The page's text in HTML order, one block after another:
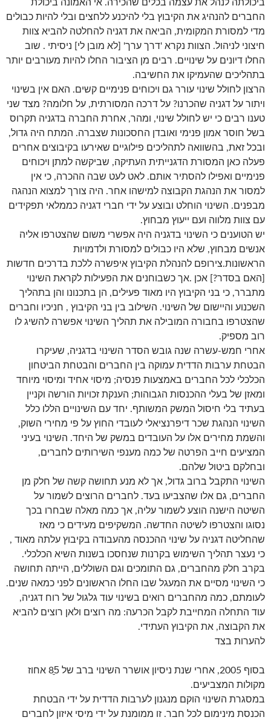
ביכולתה לנהל את עצמה בכלים שהכירה. אי האמונה ביכולת
החברים להנהיג את הקיבוץ בלי להיכנע ללחצים ובלי להיות כבולים
מדי למסורת המקומית, הביאה את דגניה להחלטה להביא צוות
חיצוני לניהול. הצוות נקרא 'דרך ערך' [לא מובן לי] ניסיתי . שוב
החלו דיונים על שינויים. רבים מן הציבור החלו להיות מעורבים יותר
בתהליכים שהעמיקו את החשיבה.
הרצון לחולל שינוי עורר גם ויכוחים פנימיים קשים. האם אין בשינוי
ויתור על דגניה שהכרנו? על דרכה המסורתית, על חלומה? מצד שני
טענו רבים כי יש לחולל שינוי, ומהר, אחרת החברה בדגניה תקרוס
בשל חוסר אמון פנימי ואובדן החסכונות שצברה. המתח היה גדול,
ובכל זאת, בהשוואה לתהליכים פילוגיים שאירעו בקיבוצים אחרים
פעלה כאן המסורת הדגנייתית העתיקה, שביקשה למתן ויכוחים
פנימיים ואפילו להסתיר אותם. לאט לעט שבה ההכרה, כי אין
למסור את הנהגת הקבוצה למישהו אחר. היה צורך למצוא הנהגה
מבפנים. השינוי הוחלט ובוצע על ידי חברי דגניה כממלאי תפקידים
עם צוות מלווה ועם ייעוץ מבחוץ.
יש הטוענים כי השינוי בדגניה היה אפשרי משום שהצטרפו אליה
אנשים מבחוץ, שלא היו כבולים למסורת ולדמויות
הראשונות.צירופם להנהלת הקיבוץ איפשרה ללכת בדרכים חדשות
[האם בסדר?] אכן .אך כשבוחנים את הפעילות לקראת השינוי
מתברר, כי בני הקיבוץ היו מאוד פעילים, הן בתכנונו והן בתהליך
השכנוע והיישום של השינוי. השילוב בין בני הקיבוץ , חניכיו וחברים
שהצטרפו בחבורה המובילה את תהליך השינוי אפשרה להשיג לו
רוב מספיק.
אחרי חמש-עשרה שנה גובש הסדר השינוי בדגניה, שעיקרו
הבטחת ערבות הדדית עמוקה בין החברים והבטחת הביטחון
הכלכלי לכל החברים באמצעות פנסיה; מיסוי אחיד ומיסוי מיוחד
ומאזן של בעלי ההכנסות הגבוהות; הענקת זכויות הורשה וקניין
בעתיד בלי חיסול המשק המשותף. יחד עם השינויים הללו כלל
השינוי הנהגת שכר דיפרנציאלי לעובדי החוץ על פי מחירי השוק,
והשמת מחירים אלו על העובדים במשק של היחד. השינוי בעיני
המציעים חייב הפרטה של כמה מענפי השירותים לחברים,
ובחלקם ביטול שלהם.
השינוי התקבל ברוב גדול, אך לא מנע תחושה קשה של חלק מן
החברים, גם אלו שהצביעו בעד. לחברים הרוצים לשמור על
השיטה הישנה הוצע לשמור עליה, אך כמה מאלה שבחרו בכך
נסוגו והצטרפו לשיטה החדשה. המשקיפים מעידים כי מאז
שהחליטה דגניה על שינוי ההכנסה מהעבודה בקיבוץ עלתה מאוד ,
כי נעצר תהליך השימוש בקרנות שנחסכו בשנות השיא הכלכלי.
בקרב חלק מהחברים, גם התומכים וגם השוללים, הייתה תחושה
כי השינוי מסיים את המעגל שבו החלו הראשונים לפני כמאה שנים.
לעומתם, כמה מהחברים רואים בשינוי עוד גלגול של רוח דגניה,
עוד התחלה המחייבת לקבל הכרעה: מה רוצים ולאן רוצים להביא
את הקבוצה, את הקיבוץ העתידי.
להערות בצד
בסוף 2005, אחרי שנת ניסיון אושרר השינוי ברב של 85ֵֵ אחוז
מקולות המצביעים.
במסגרת השינוי הוקם מנגנון לערבות הדדית על ידי הבטחת
הכנסת מינימום לכל חבר. זו ממומנת על ידי מיסי איזון לחברים